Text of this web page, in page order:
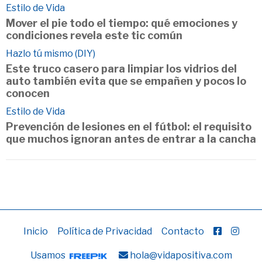
Estilo de Vida
Mover el pie todo el tiempo: qué emociones y
condiciones revela este tic común
Hazlo tú mismo (DIY)
Este truco casero para limpiar los vidrios del
auto también evita que se empañen y pocos lo
conocen
Estilo de Vida
Prevención de lesiones en el fútbol: el requisito
que muchos ignoran antes de entrar a la cancha
Inicio Política de Privacidad Contacto
Usamos hola@vidapositiva.com